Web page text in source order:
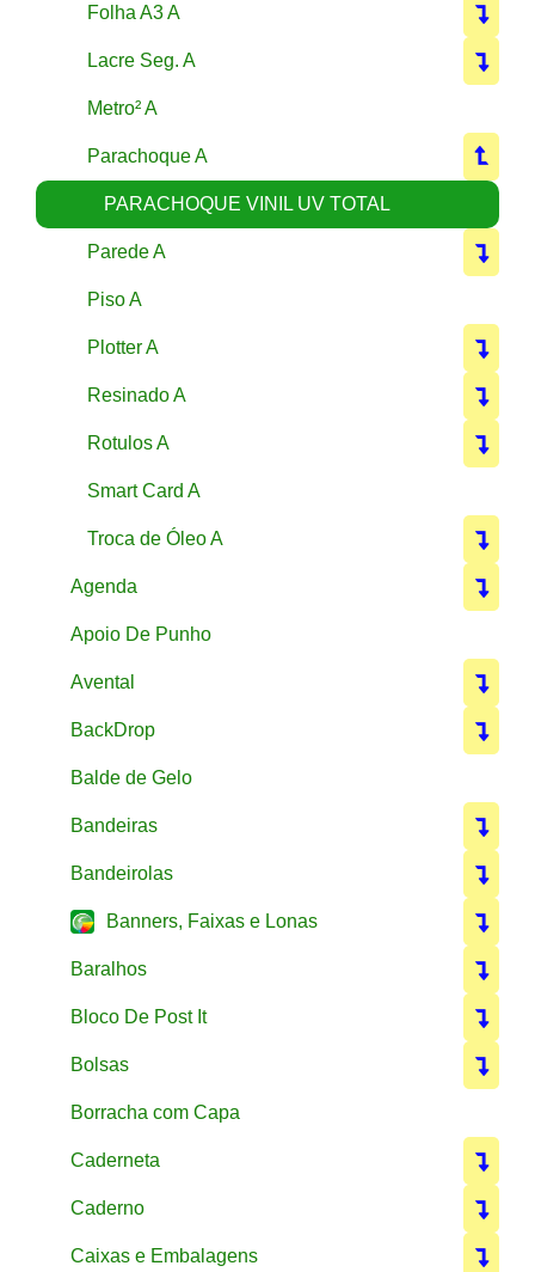
Folha A3 A
Lacre Seg. A
Metro² A
Parachoque A
PARACHOQUE VINIL UV TOTAL
Parede A
Piso A
Plotter A
Resinado A
Rotulos A
Smart Card A
Troca de Óleo A
Agenda
Apoio De Punho
Avental
BackDrop
Balde de Gelo
Bandeiras
Bandeirolas
Banners, Faixas e Lonas
Baralhos
Bloco De Post It
Bolsas
Borracha com Capa
Caderneta
Caderno
Caixas e Embalagens